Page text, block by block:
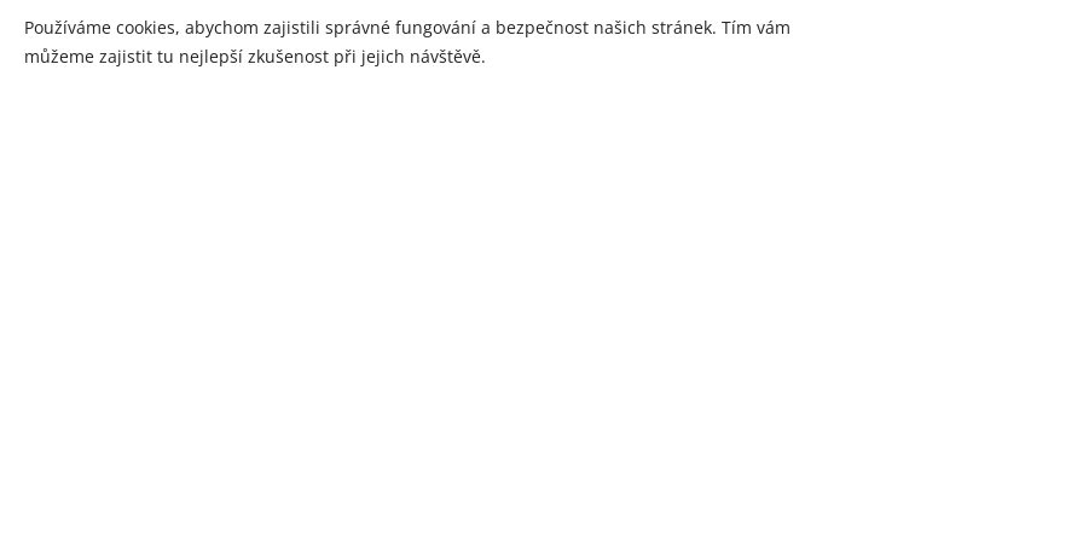
Používáme cookies, abychom zajistili správné fungování a bezpečnost našich stránek. Tím vám
můžeme zajistit tu nejlepší zkušenost při jejich návštěvě.